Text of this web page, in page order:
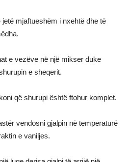
mjaftueshëm i nxehtë dhe të
e vezëve në një mikser duke
e sheqerit.
që shurupi është ftohur komplet.
vendosni gjalpin në temperaturë
e vaniljes.